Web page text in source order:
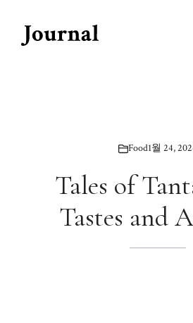
content
Food1월 24,
Tales of
Tastes and